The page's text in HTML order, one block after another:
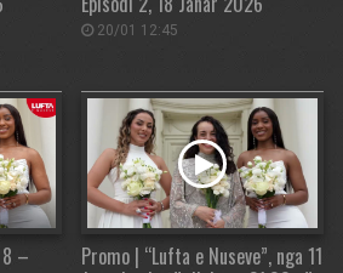
20/01 12:45
–
Promo | “Lufta e Nuseve”, nga 11